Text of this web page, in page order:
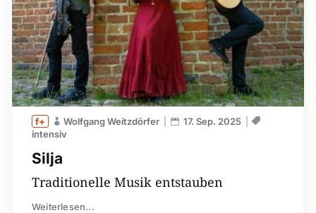
Silja
Wolfgang Weitzdörfer
17. Sep. 2025
intensiv
Traditionelle Musik entstauben
Weiterlesen...